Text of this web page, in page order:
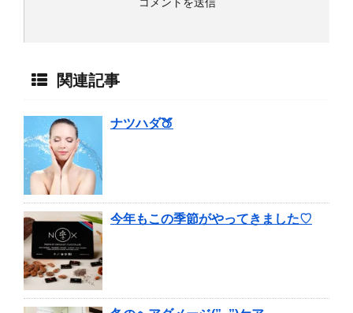
関連記事
ナツハダ🍑
今年もこの季節がやってきました♡